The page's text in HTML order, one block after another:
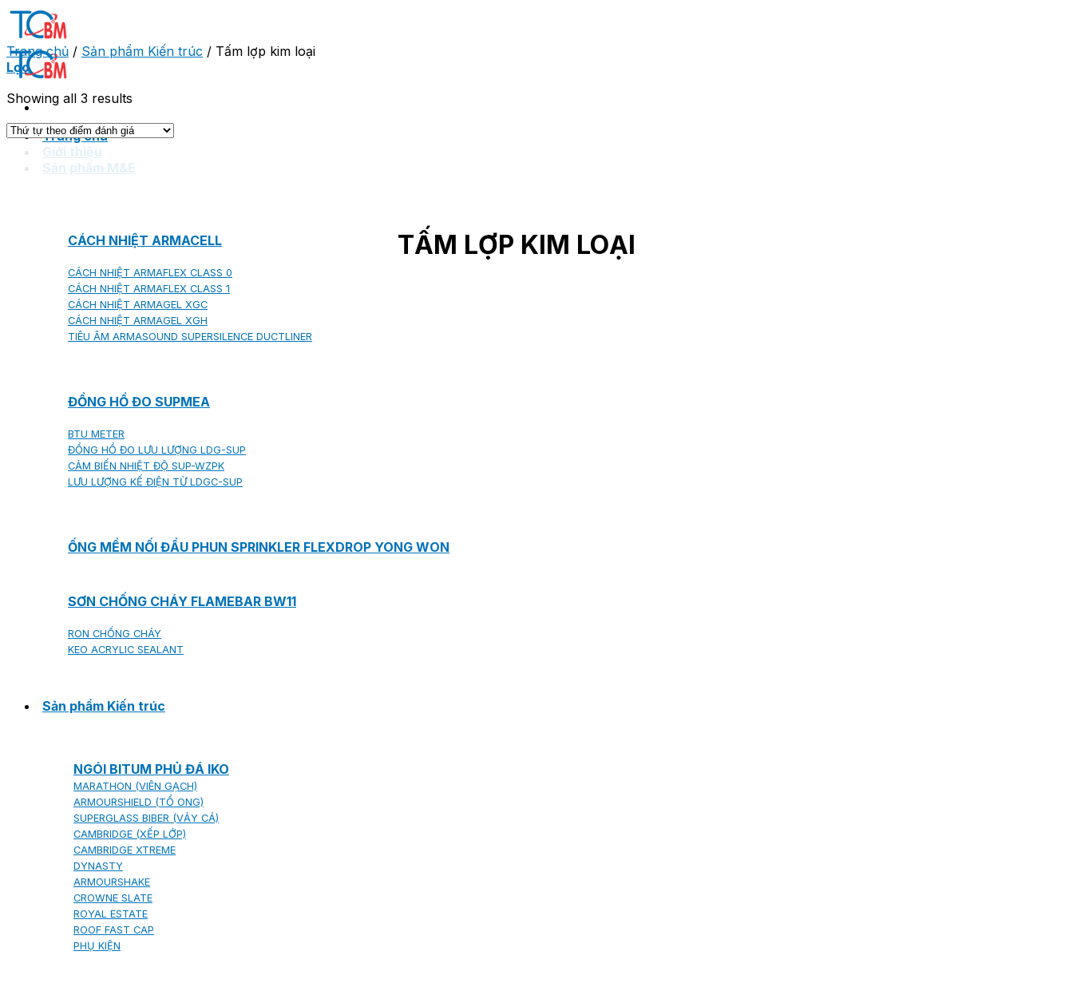
Skip
content
Trang chủ
Giới thiệu
Sản phẩm M&E
CÁCH NHIỆT ARMACELL
CÁCH NHIỆT ARMAFLEX CLASS 0
CÁCH NHIỆT ARMAFLEX CLASS 1
CÁCH NHIỆT ARMAGEL XGC
CÁCH NHIỆT ARMAGEL XGH
TIÊU ÂM ARMASOUND SUPERSILENCE DUCTLINER
ĐỒNG HỒ ĐO SUPMEA
BTU METER
ĐỒNG HỒ ĐO LƯU LƯỢNG LDG-SUP
CẢM BIẾN NHIỆT ĐỘ SUP-WZPK
LƯU LƯỢNG KẾ ĐIỆN TỪ LDGC-SUP
ỐNG MỀM NỐI ĐẦU PHUN SPRINKLER FLEXDROP YONG WON
SƠN CHỐNG CHÁY FLAMEBAR BW11
RON CHỐNG CHÁY
KEO ACRYLIC SEALANT
Sản phẩm Kiến trúc
NGÓI BITUM PHỦ ĐÁ IKO
MARATHON (VIÊN GẠCH)
ARMOURSHIELD (TỔ ONG)
SUPERGLASS BIBER (VẢY CÁ)
CAMBRIDGE (XẾP LỚP)
CAMBRIDGE XTREME
DYNASTY
ARMOURSHAKE
CROWNE SLATE
ROYAL ESTATE
ROOF FAST CAP
PHỤ KIỆN
Trang chủ / Sản phẩm Kiến trúc / Tấm lợp kim loại
Lọc
Showing all 3 results
TẤM LỢP KIM LOẠI